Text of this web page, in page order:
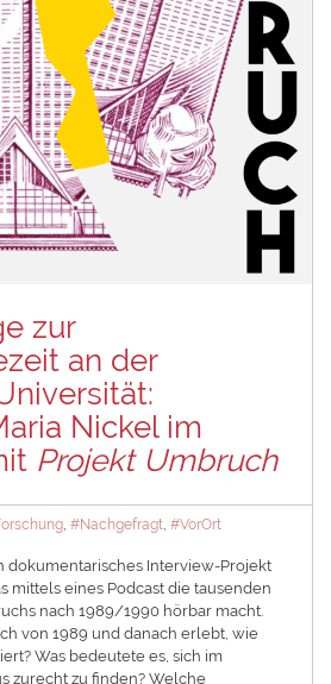
zur
an der
Nickel im
Projekt Umbruch
,#Nachgefragt,#VorOrt
dokumentarisches Interview-Projekt
mittels eines Podcast die tausenden
nach 1989/1990 hörbar macht.
von 1989 und danach erlebt, wie
Was bedeutete es, sich im
zurecht zu finden? Welche